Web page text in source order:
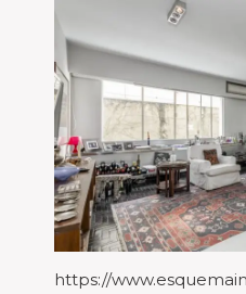
https://